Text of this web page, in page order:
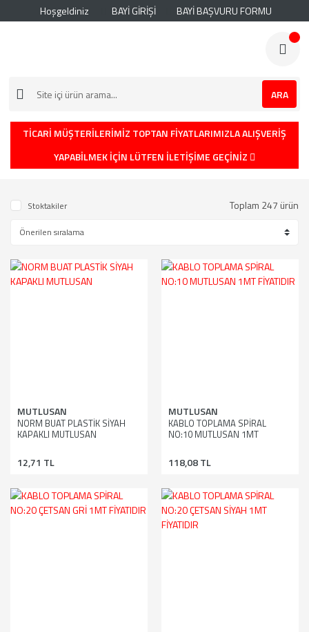
Hoşgeldiniz BAYİ GİRİŞİ BAYİ BAŞVURU FORMU
ARA
TİCARİ MÜŞTERİLERİMİZ TOPTAN FİYATLARIMIZLA ALIŞVERİŞ
YAPABİLMEK İÇİN LÜTFEN İLETİŞİME GEÇİNİZ
Stoktakiler Toplam 247 ürün
MUTLUSAN
NORM BUAT PLASTİK SİYAH
KAPAKLI MUTLUSAN
12,71 TL
MUTLUSAN
KABLO TOPLAMA SPİRAL
NO:10 MUTLUSAN 1MT
118,08 TL